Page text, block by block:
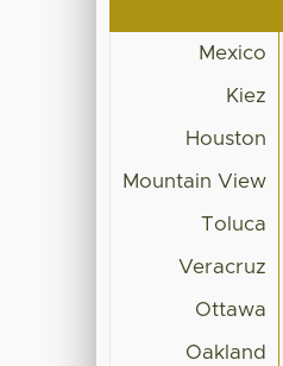
Mexico
Kiez
Houston
Mountain View
Toluca
Veracruz
Ottawa
Oakland